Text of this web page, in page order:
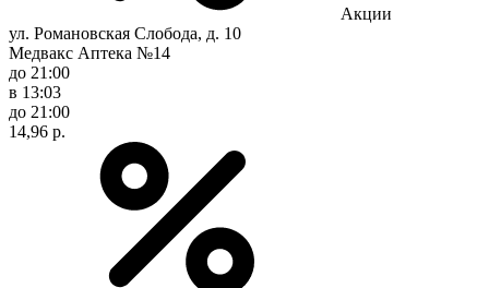
Акции
ул. Романовская Слобода, д. 10
Медвакс Аптека №14
до 21:00
в 13:03
до 21:00
14,96 р.